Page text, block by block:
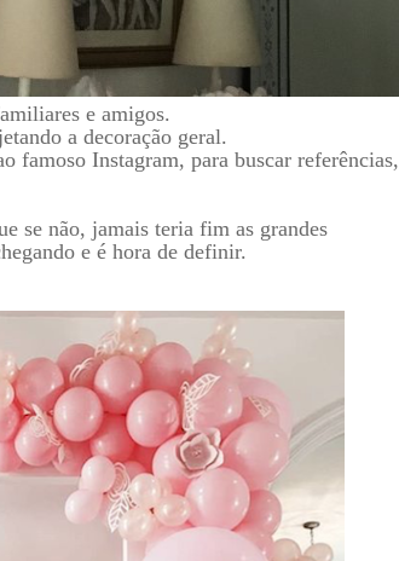
e amigos.
a decoração geral.
famoso Instagram, para buscar referências,
se não, jamais teria fim as grandes
e é hora de definir.